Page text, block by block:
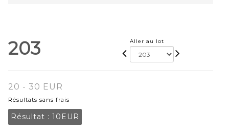
203 Aller au lot
20 - 30 EUR
Résultats sans frais
Résultat : 10EUR